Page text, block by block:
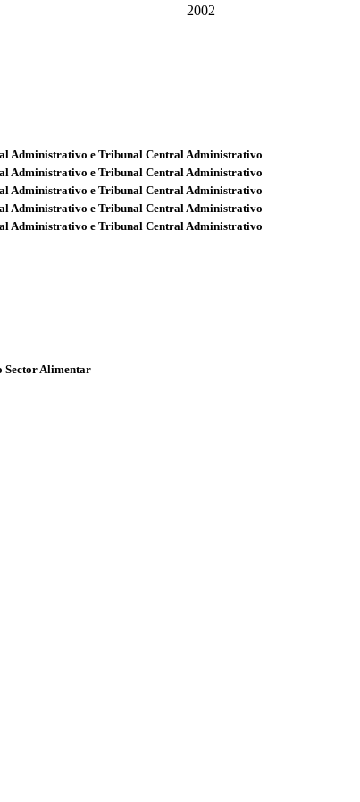
2002
Administrativo e Tribunal Central Administrativo
Administrativo e Tribunal Central Administrativo
Administrativo e Tribunal Central Administrativo
Administrativo e Tribunal Central Administrativo
Administrativo e Tribunal Central Administrativo
Sector Alimentar